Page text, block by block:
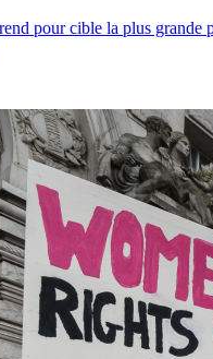
pour cible la plus grande